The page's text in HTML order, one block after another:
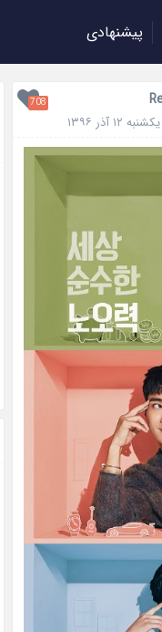
پیشنهادی
708
یکشنبه ۱۲ آذر ۱۳۹۶